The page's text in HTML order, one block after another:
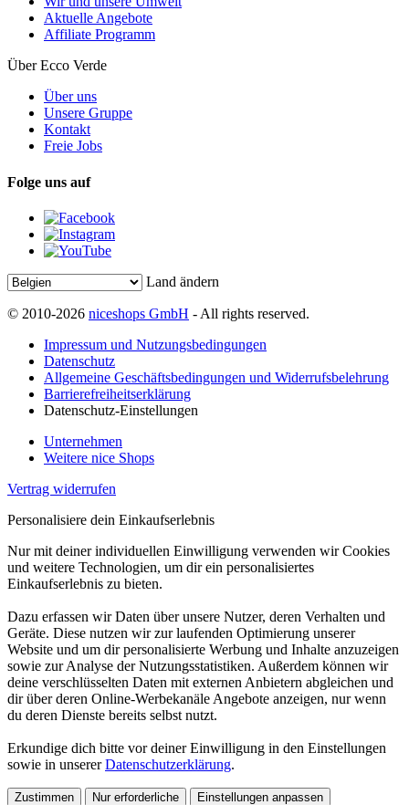
Aktuelle Angebote
Affiliate Programm
Über Ecco Verde
Über uns
Unsere Gruppe
Kontakt
Freie Jobs
Folge uns auf
Land ändern
© 2010-2026 niceshops GmbH - All rights reserved.
Impressum und Nutzungsbedingungen
Datenschutz
Allgemeine Geschäftsbedingungen und Widerrufsbelehrung
Barrierefreiheitserklärung
Datenschutz-Einstellungen
Unternehmen
Weitere nice Shops
Vertrag widerrufen
Personalisiere dein Einkaufserlebnis
Nur mit deiner individuellen Einwilligung verwenden wir Cookies
und weitere Technologien, um dir ein personalisiertes
Einkaufserlebnis zu bieten.
Dazu erfassen wir Daten über unsere Nutzer, deren Verhalten und
Geräte. Diese nutzen wir zur laufenden Optimierung unserer
Website und um dir personalisierte Werbung und Inhalte anzuzeigen
sowie zur Analyse der Nutzungsstatistiken. Außerdem können wir
deine verschlüsselten Daten mit externen Anbietern abgleichen und
dir über deren Online-Werbekanäle Angebote anzeigen, nur wenn
du deren Dienste bereits selbst nutzt.
Erkundige dich bitte vor deiner Einwilligung in den Einstellungen
sowie in unsererDatenschutzerklärung.
Zustimmen Nur erforderliche Einstellungen anpassen